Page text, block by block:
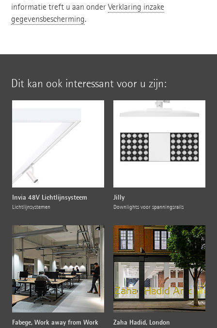
informatie treft u aan onderVerklaring inzake
gegevensbescherming.
Dit kan ook interessant voor u zijn:
Invia 48V Lichtlijnsysteem
Lichtlijnsystemen
Jilly
Downlights voor spanningsrails
Fabege, Work away from Work Zaha Hadid, London